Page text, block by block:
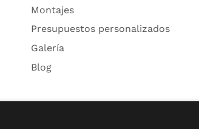
Montajes
Presupuestos personalizados
Galería
Blog